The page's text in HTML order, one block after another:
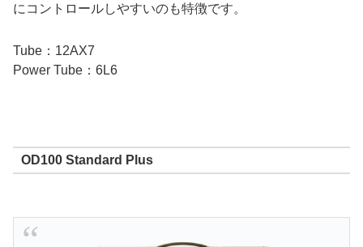
にコントロールしやすいのも特徴です。
Tube：12AX7
Power Tube：6L6
OD100 Standard Plus